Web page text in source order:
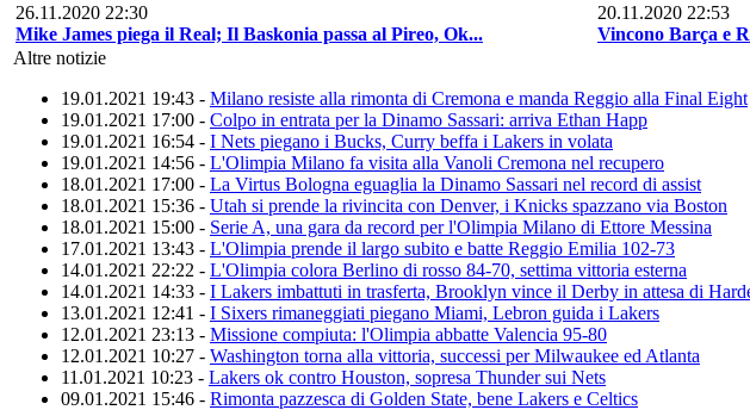
26.11.2020 22:30
Mike James piega il Real; Il Baskonia passa al Pireo, Ok...
20.11.2020 22:53
Vincono Barça e
Altre notizie
19.01.2021 19:43 - Milano resiste alla rimonta di Cremona e manda Reggio alla Final Eight
19.01.2021 17:00 - Colpo in entrata per la Dinamo Sassari: arriva Ethan Happ
19.01.2021 16:54 - I Nets piegano i Bucks, Curry beffa i Lakers in volata
19.01.2021 14:56 - L'Olimpia Milano fa visita alla Vanoli Cremona nel recupero
18.01.2021 17:00 - La Virtus Bologna eguaglia la Dinamo Sassari nel record di assist
18.01.2021 15:36 - Utah si prende la rivincita con Denver, i Knicks spazzano via Boston
18.01.2021 15:00 - Serie A, una gara da record per l'Olimpia Milano di Ettore Messina
17.01.2021 13:43 - L'Olimpia prende il largo subito e batte Reggio Emilia 102-73
14.01.2021 22:22 - L'Olimpia colora Berlino di rosso 84-70, settima vittoria esterna
14.01.2021 14:33 - I Lakers imbattuti in trasferta, Brooklyn vince il Derby in attesa di
13.01.2021 12:41 - I Sixers rimaneggiati piegano Miami, Lebron guida i Lakers
12.01.2021 23:13 - Missione compiuta: l'Olimpia abbatte Valencia 95-80
12.01.2021 10:27 - Washington torna alla vittoria, successi per Milwaukee ed Atlanta
11.01.2021 10:23 - Lakers ok contro Houston, sopresa Thunder sui Nets
09.01.2021 15:46 - Rimonta pazzesca di Golden State, bene Lakers e Celtics